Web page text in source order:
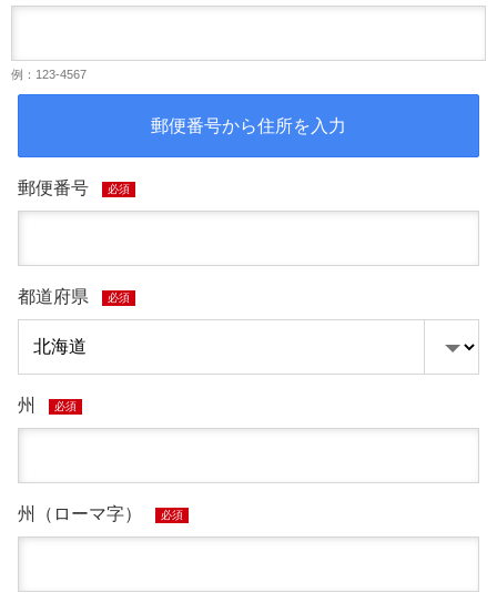
例：123-4567
郵便番号から住所を入力
郵便番号 必須
都道府県 必須
州 必須
州（ローマ字） 必須